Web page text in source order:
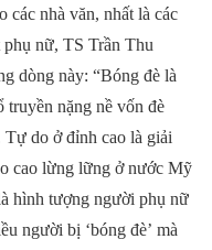
các nhà văn, nhất là các
phụ nữ, TS Trần Thu
dòng này: “Bóng đè là
nặng nề vốn đè
do ở đỉnh cao là giải
cao lừng lững ở nước Mỹ
hình tượng người phụ nữ
người bị ‘bóng đè’ mà